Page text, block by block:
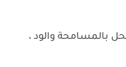
بالمسامحة والود ،